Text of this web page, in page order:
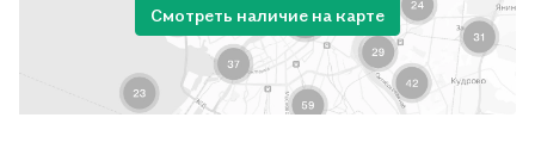
Смотреть наличие на карте